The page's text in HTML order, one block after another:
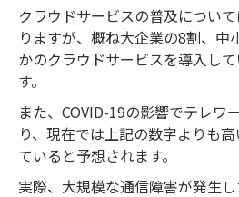
クラウドサービスの普及につい
りますが、概ね大企業の8割、中
かのクラウドサービスを導入し
す。
また、COVID-19の影響でテレワ
り、現在では上記の数字よりも
ていると予想されます。
実際、大規模な通信障害が発生